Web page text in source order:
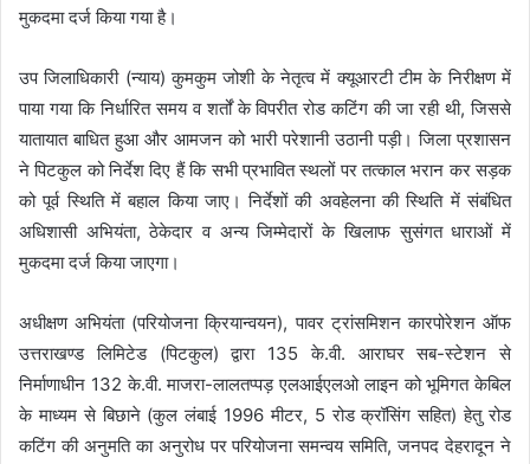
मुकदमा दर्ज किया गया है।
उप जिलाधिकारी (न्याय) कुमकुम जोशी के नेतृत्व में क्यूआरटी टीम के निरीक्षण में
पाया गया कि निर्धारित समय व शर्तों के विपरीत रोड कटिंग की जा रही थी, जिससे
यातायात बाधित हुआ और आमजन को भारी परेशानी उठानी पड़ी। जिला प्रशासन
ने पिटकुल को निर्देश दिए हैं कि सभी प्रभावित स्थलों पर तत्काल भरान कर सड़क
को पूर्व स्थिति में बहाल किया जाए। निर्देशों की अवहेलना की स्थिति में संबंधित
अधिशासी अभियंता, ठेकेदार व अन्य जिम्मेदारों के खिलाफ सुसंगत धाराओं में
मुकदमा दर्ज किया जाएगा।
अधीक्षण अभियंता (परियोजना क्रियान्वयन), पावर ट्रांसमिशन कारपोरेशन ऑफ
उत्तराखण्ड लिमिटेड (पिटकुल) द्वारा 135 के.वी. आराघर सब-स्टेशन से
निर्माणाधीन 132 के.वी. माजरा-लालतप्पड़ एलआईएलओ लाइन को भूमिगत केबिल
के माध्यम से बिछाने (कुल लंबाई 1996 मीटर, 5 रोड क्रॉसिंग सहित) हेतु रोड
कटिंग की अनुमति का अनुरोध पर परियोजना समन्वय समिति, जनपद देहरादून ने